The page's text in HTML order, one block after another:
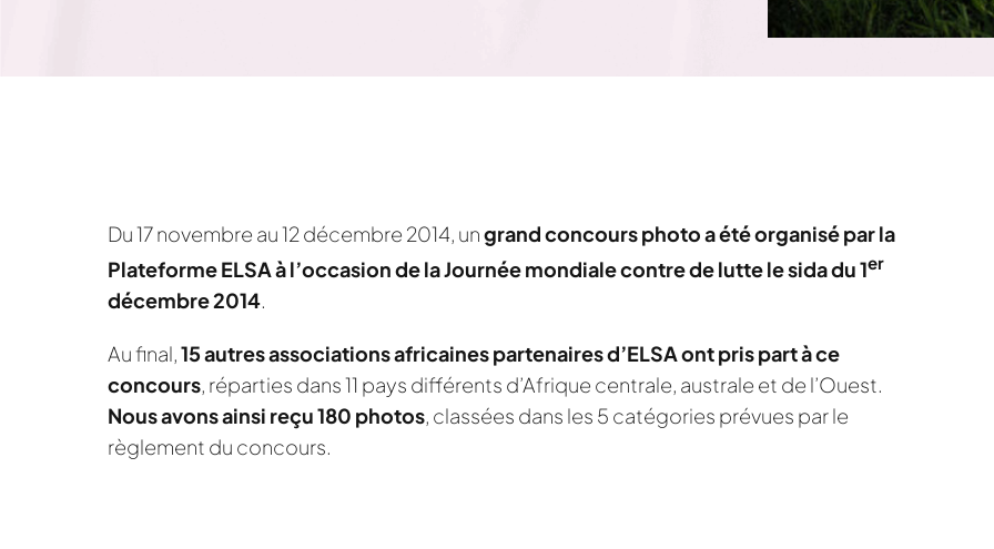
Du 17 novembre au 12 décembre 2014, ungrand concours photo a été organisé par la
Plateforme ELSA à l’occasion de la Journée mondiale contre de lutte le sida du 1er
décembre 2014.
Au final,15 autres associations africaines partenaires d’ELSA ont pris part à ce
concours, réparties dans 11 pays différents d’Afrique centrale, australe et de l’Ouest.
Nous avons ainsi reçu 180 photos, classées dans les 5 catégories prévues par le
règlement du concours.